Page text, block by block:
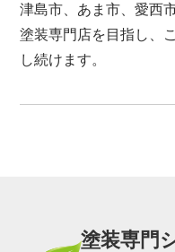
津島市、あま市、愛西
塗装専門店を目指し、
し続けます。
塗装専門